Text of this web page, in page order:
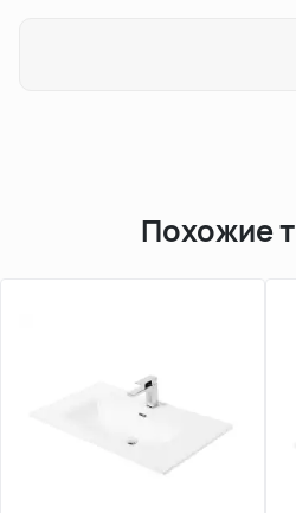
Похожие